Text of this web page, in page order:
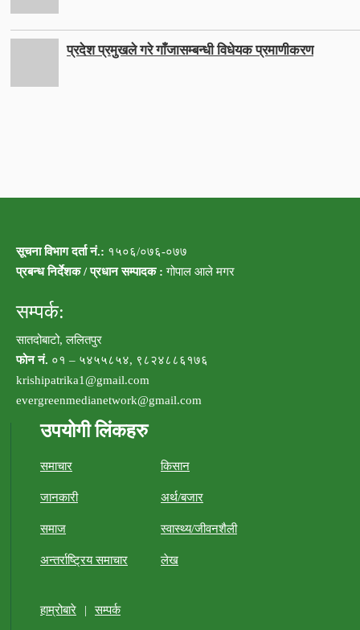
प्रदेश प्रमुखले गरे गाँजासम्बन्धी विधेयक प्रमाणीकरण
सूचना विभाग दर्ता नं.: १५०६/०७६-०७७
प्रबन्ध निर्देशक / प्रधान सम्पादक : गोपाल आले मगर
सम्पर्क:
सातदोबाटो, ललितपुर
फोन नं. ०१ – ५४५५८५४, ९८२४८८६१७६
krishipatrika1@gmail.com
evergreenmedianetwork@gmail.com
उपयोगी लिंकहरु
समाचार किसान
जानकारी अर्थ/बजार
समाज स्वास्थ्य/जीवनशैली
अन्तर्राष्ट्रिय समाचार लेख
हाम्रोबारे | सम्पर्क